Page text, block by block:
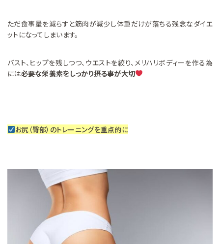
ただ食事量を減らすと筋肉が減少し体重だけが落ちる残念なダイエ
ットになってしまいます。
バスト、ヒップを残しつつ、ウエストを絞り、メリハリボディーを作る為
には必要な栄養素をしっかり摂る事が大切
お尻（臀部）のトレーニングを重点的に